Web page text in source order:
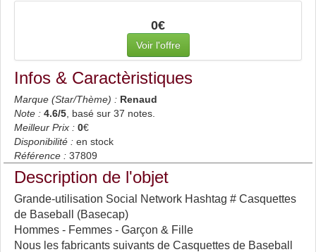
0€
Voir l'offre
Infos & Caractèristiques
Marque (Star/Thème) : Renaud
Note : 4.6/5 , basé sur 37 notes.
Meilleur Prix : 0€
Disponibilité : en stock
Référence : 37809
Description de l'objet
Grande-utilisation Social Network Hashtag # Casquettes
de Baseball (Basecap)
Hommes - Femmes - Garçon & Fille
Nous les fabricants suivants de Casquettes de Baseball